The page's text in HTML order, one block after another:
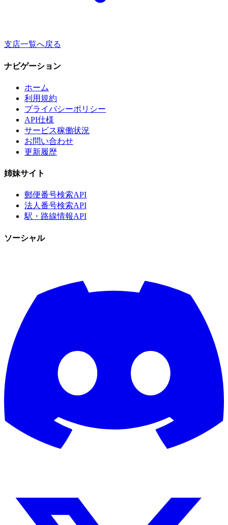
支店一覧へ戻る
ナビゲーション
ホーム
利用規約
プライバシーポリシー
API仕様
サービス稼働状況
お問い合わせ
更新履歴
姉妹サイト
郵便番号検索API
法人番号検索API
駅・路線情報API
ソーシャル